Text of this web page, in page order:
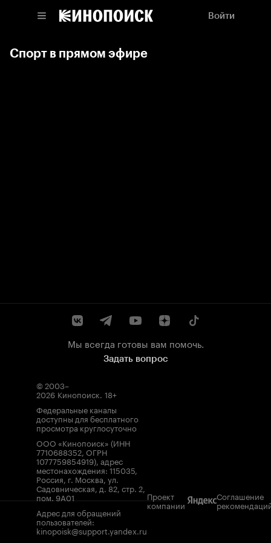
Войти
Спорт в прямом эфире
Мы всегда готовы вам помочь.
Задать вопрос
© 2003–
2026 Кинопоиск. 18+
Федеральные каналы
доступны для бесплатного
просмотра круглосуточно
ООО «Кинопоиск» (ИНН
7710688352, ОГРН
1077759854919), адрес
местонахождения: 115035,
Россия, г. Москва, ул.
Садовническая, д. 82, стр. 2,
пом. 9А01
Адрес для обращений
пользователей:
kinopoisk@support.yandex.ru
Проект
компании
Соглашение